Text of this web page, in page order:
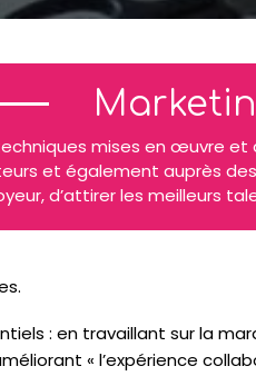
mises en œuvre
et également auprès
d’attirer les meilleurs
: en travaillant sur la
« l’expérience